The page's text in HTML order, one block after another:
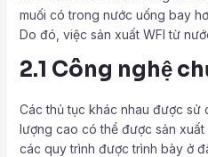
muối có trong nước uống bay
Do đó, việc sản xuất WFI từ
2.1 Công nghệ
Các thủ tục khác nhau được sử
lượng cao có thể được sản
các quy trình được trình bày ở